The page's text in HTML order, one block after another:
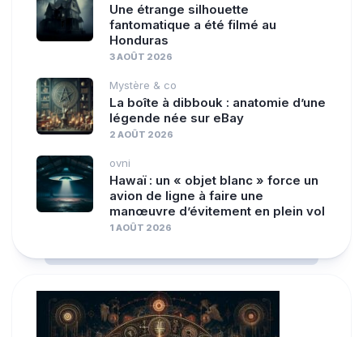
Une étrange silhouette
fantomatique a été filmé au
Honduras
3 AOÛT 2026
Mystère & co
La boîte à dibbouk : anatomie d’une
légende née sur eBay
2 AOÛT 2026
ovni
Hawaï : un « objet blanc » force un
avion de ligne à faire une
manœuvre d’évitement en plein vol
1 AOÛT 2026